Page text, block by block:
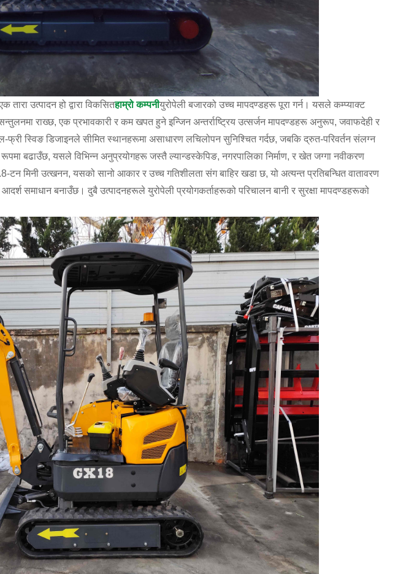
उत्पादन हो द्वारा विकसितहाम्रो कम्पनीयुरोपेली बजारको उच्च मापदण्डहरू पूरा गर्न। यसले कम्प्याक्ट
राख्छ, एक प्रभावकारी र कम खपत हुने इन्जिन अन्तर्राष्ट्रिय उत्सर्जन मापदण्डहरू अनुरूप, जवाफदेही र
स्विङ डिजाइनले सीमित स्थानहरूमा असाधारण लचिलोपन सुनिश्चित गर्दछ, जबकि द्रुत-परिवर्तन संलग्न
बढाउँछ, यसले विभिन्न अनुप्रयोगहरू जस्तै ल्यान्डस्केपिङ, नगरपालिका निर्माण, र खेत जग्गा नवीकरण
टन मिनी उत्खनन, यसको सानो आकार र उच्च गतिशीलता संग बाहिर खडा छ, यो अत्यन्त प्रतिबन्धित वातावरण
समाधान बनाउँछ। दुबै उत्पादनहरूले युरोपेली प्रयोगकर्ताहरूको परिचालन बानी र सुरक्षा मापदण्डहरूको